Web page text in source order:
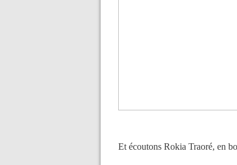
Et écoutons Rokia Traoré, en